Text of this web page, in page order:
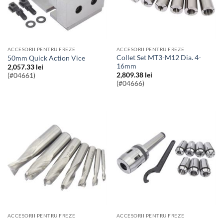
ACCESORII PENTRU FREZE
50mm Quick Action Vice
2,057.33 lei
(#04661)
ACCESORII PENTRU FREZE
Collet Set MT3-M12 Dia. 4-
16mm
2,809.38 lei
(#04666)
ACCESORII PENTRU FREZE ACCESORII PENTRU FREZE